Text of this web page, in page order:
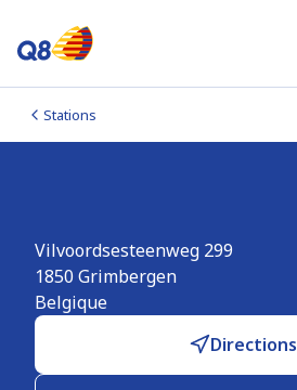
Stations
Vilvoordsesteenweg 299
1850 Grimbergen
Belgique
Directions